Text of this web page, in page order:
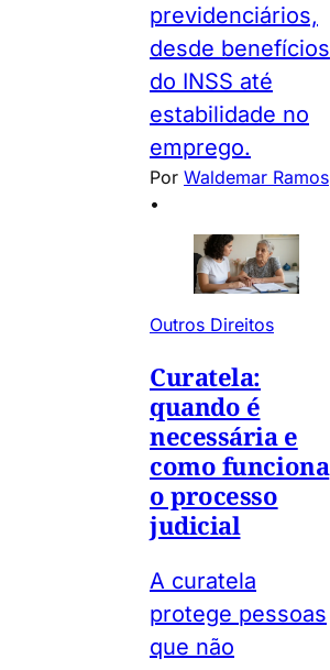
previdenciários,
desde benefícios
do INSS até
estabilidade no
emprego.
Por Waldemar Ramos
•
Outros Direitos
Curatela:
quando é
necessária e
como funciona
o processo
judicial
A curatela
protege pessoas
que não